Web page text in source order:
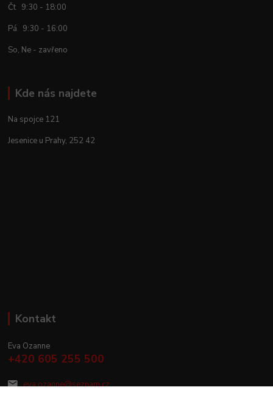
Čt 9:30 - 18:00
Pá 9:30 - 16:00
So, Ne - zavřeno
Kde nás najdete
Na spojce 121
Jesenice u Prahy, 252 42
Kontakt
Eva Ozanne
+420 605 255 500
eva.ozanne@seznam.cz